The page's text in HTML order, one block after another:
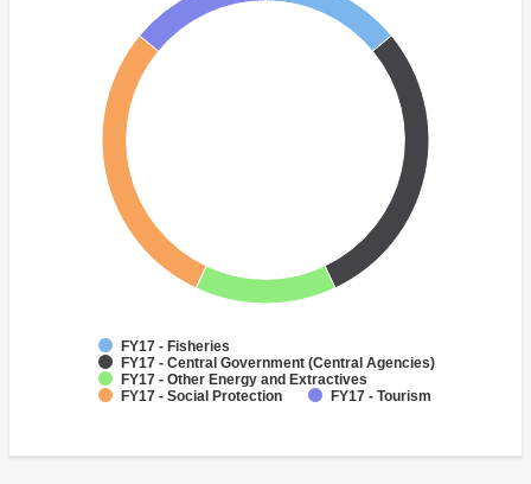
FY17 - Fisheries
FY17 - Central Government (Central Agencies)
FY17 - Other Energy and Extractives
FY17 - Social Protection
FY17 - Tourism